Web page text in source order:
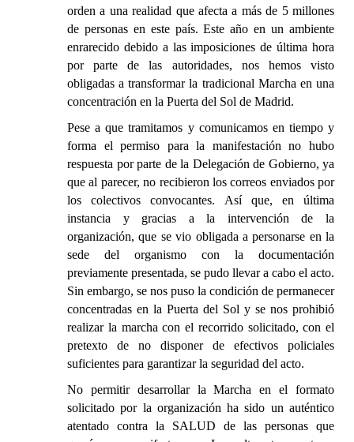
orden a una realidad que afecta a más de 5 millones
de personas en este país. Este año en un ambiente
enrarecido debido a las imposiciones de última hora
por parte de las autoridades, nos hemos visto
obligadas a transformar la tradicional Marcha en una
concentración en la Puerta del Sol de Madrid.
Pese a que tramitamos y comunicamos en tiempo y
forma el permiso para la manifestación no hubo
respuesta por parte de la Delegación de Gobierno, ya
que al parecer, no recibieron los correos enviados por
los colectivos convocantes. Así que, en última
instancia y gracias a la intervención de la
organización, que se vio obligada a personarse en la
sede del organismo con la documentación
previamente presentada, se pudo llevar a cabo el acto.
Sin embargo, se nos puso la condición de permanecer
concentradas en la Puerta del Sol y se nos prohibió
realizar la marcha con el recorrido solicitado, con el
pretexto de no disponer de efectivos policiales
suficientes para garantizar la seguridad del acto.
No permitir desarrollar la Marcha en el formato
solicitado por la organización ha sido un auténtico
atentado contra la SALUD de las personas que